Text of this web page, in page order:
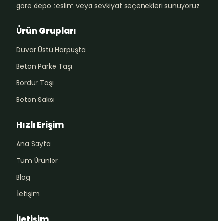
göre depo teslim veya sevkiyat seçenekleri sunuyoruz.
Ürün Grupları
Duvar Üstü Harpuşta
Beton Parke Taşı
Bordür Taşı
Beton Saksı
Hızlı Erişim
Ana Sayfa
Tüm Ürünler
Blog
İletişim